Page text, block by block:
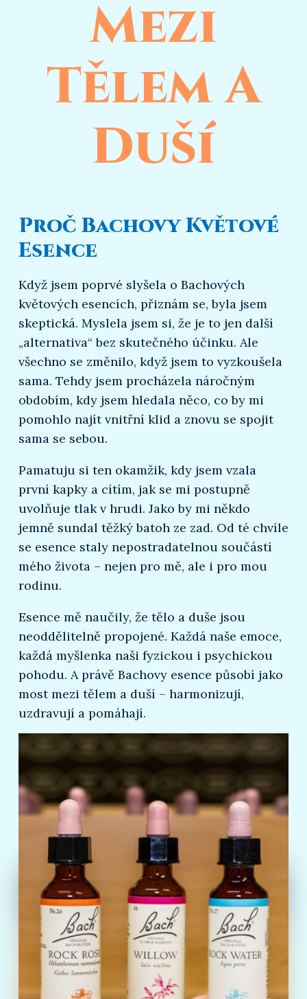
Mezi
Tělem A
Duší
Proč Bachovy Květové
Esence
Když jsem poprvé slyšela o Bachových
květových esencích, přiznám se, byla jsem
skeptická. Myslela jsem si, že je to jen další
„alternativa“ bez skutečného účinku. Ale
všechno se změnilo, když jsem to vyzkoušela
sama. Tehdy jsem procházela náročným
obdobím, kdy jsem hledala něco, co by mi
pomohlo najít vnitřní klid a znovu se spojit
sama se sebou.
Pamatuju si ten okamžik, kdy jsem vzala
první kapky a cítím, jak se mi postupně
uvolňuje tlak v hrudi. Jako by mi někdo
jemně sundal těžký batoh ze zad. Od té chvíle
se esence staly nepostradatelnou součástí
mého života – nejen pro mě, ale i pro mou
rodinu.
Esence mě naučily, že tělo a duše jsou
neoddělitelně propojené. Každá naše emoce,
každá myšlenka naši fyzickou i psychickou
pohodu. A právě Bachovy esence působí jako
most mezi tělem a duší – harmonizují,
uzdravují a pomáhají.